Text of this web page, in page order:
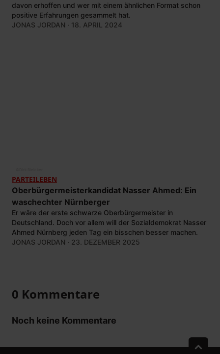
davon erhoffen und wer mit einem ähnlichen Format schon
positive Erfahrungen gesammelt hat.
JONAS JORDAN · 18. APRIL 2024
PARTEILEBEN
Oberbürgermeisterkandidat Nasser Ahmed: Ein
waschechter Nürnberger
Er wäre der erste schwarze Oberbürgermeister in
Deutschland. Doch vor allem will der Sozialdemokrat Nasser
Ahmed Nürnberg jeden Tag ein bisschen besser machen.
JONAS JORDAN · 23. DEZEMBER 2025
0 Kommentare
Noch keine Kommentare